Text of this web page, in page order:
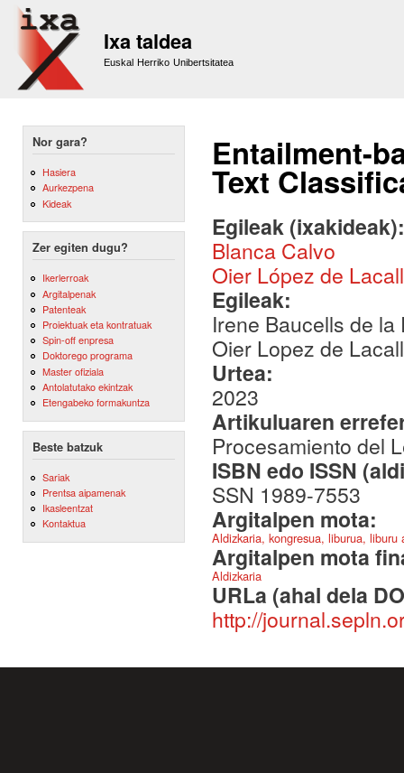
Ixa taldea
Euskal Herriko Unibertsitatea
Nor gara?
Hasiera
Aurkezpena
Kideak
Zer egiten dugu?
Ikerlerroak
Argitalpenak
Patenteak
Proiektuak eta kontratuak
Spin-off enpresa
Doktorego programa
Master ofiziala
Antolatutako ekintzak
Etengabeko formakuntza
Beste batzuk
Sariak
Prentsa aipamenak
Ikasleentzat
Kontaktua
Entailment-
Text
Egileak
Blanca Calvo
Oier López de
Egileak:
Irene Baucells de
Oier Lopez de
Urtea:
2023
Artikuluaren
Procesamiento del
ISBN edo ISSN
SSN 1989-7553
Argitalpen mota:
Aldizkaria, kongresua, liburua,
Argitalpen mota
Aldizkaria
URLa (ahal dela
http://